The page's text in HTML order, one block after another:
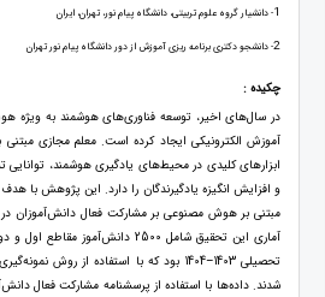
1- دانشیار گروه علوم تربیتی، دانشگاه پیام نور، تهران، ایران
2- دانشجو دکتری برنامه ریزی آموزش از دور دانشگاه پیام نور تهران
چکیده :
در سال‌های اخیر، توسعه فناوری‌های هوشمند به ویژه
آموزش الکترونیکی ایجاد کرده است. معلم مجازی
ابزارهای کلیدی در محیط‌های یادگیری هوشمند،
و افزایش انگیزه یادگیرندگان را دارد. این پژوهش با هدف
مبتنی بر هوش مصنوعی بر مشارکت فعال دانش‌آموزان
آماری این تحقیق شامل 2500
شدند. داده‌ها با استفاده از پرسشنامه مشارکت فعال